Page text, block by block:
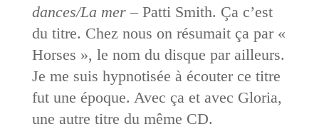
dances/La mer– Patti Smith. Ça c’est
du titre. Chez nous on résumait ça par «
Horses », le nom du disque par ailleurs.
Je me suis hypnotisée à écouter ce titre
fut une époque. Avec ça et avec Gloria,
une autre titre du même CD.